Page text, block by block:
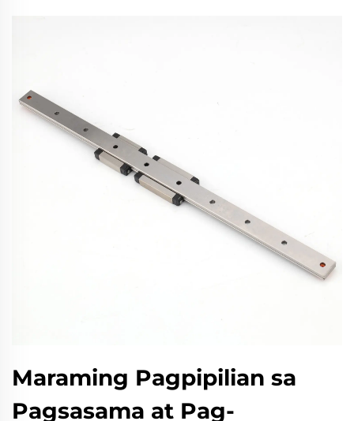
Maraming Pagpipilian sa
Pagsasama at Pag-